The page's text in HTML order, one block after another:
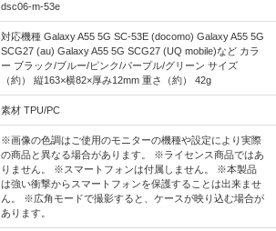
dsc06-m-53e
対応機種 Galaxy A55 5G SC-53E (docomo) Galaxy A55 5G
SCG27 (au) Galaxy A55 5G SCG27 (UQ mobile)など カラ
ー ブラック/ブルー/ピンク/パープル/グリーン サイズ
（約） 縦163×横82×厚み12mm 重さ（約） 42g
素材 TPU/PC
※画像の色調はご使用のモニターの機種や設定により実際
の商品と異なる場合があります。 ※ライセンス商品ではあ
りません。 ※スマートフォンは付属しません。 ※本製品
は強い衝撃からスマートフォンを保護することは出来ませ
ん。 ※広角モードで撮影すると、ケースが映り込む場合が
あります。